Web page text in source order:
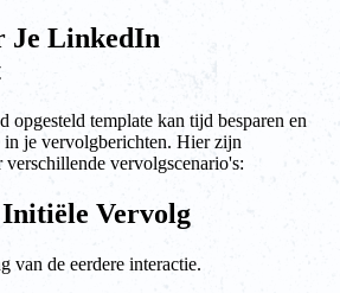
Je LinkedIn
opgesteld template kan tijd besparen en
in je vervolgberichten. Hier zijn
vervolgscenario's:
Vervolg
van de eerdere interactie.